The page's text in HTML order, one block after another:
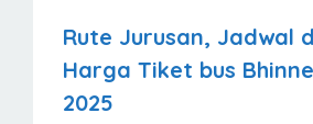
Rute Jurusan, Jadwal
Harga Tiket bus
2025